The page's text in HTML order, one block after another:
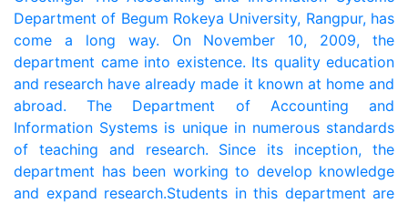
Department of Begum Rokeya University, Rangpur, has
come a long way. On November 10, 2009, the
department came into existence. Its quality education
and research have already made it known at home and
abroad. The Department of Accounting and
Information Systems is unique in numerous standards
of teaching and research. Since its inception, the
department has been working to develop knowledge
and expand research.Students in this department are